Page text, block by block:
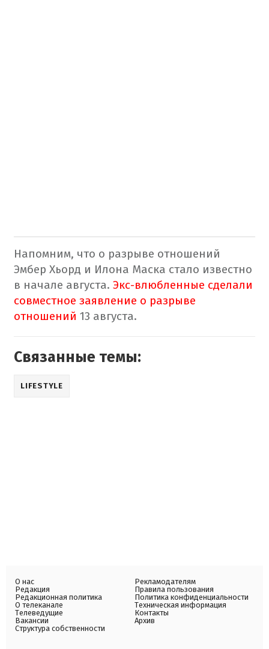
Напомним, что о разрыве отношений
Эмбер Хьорд и Илона Маска стало известно
в начале августа. Экс-влюбленные сделали
совместное заявление о разрыве
отношений 13 августа.
Связанные темы:
LIFESTYLE
О нас
Редакция
Редакционная политика
О телеканале
Телеведущие
Вакансии
Структура собственности
Рекламодателям
Правила пользования
Политика конфиденциальности
Техническая информация
Контакты
Архив